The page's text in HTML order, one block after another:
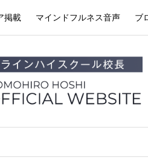
掲載 マインドフルネス音声 ブ